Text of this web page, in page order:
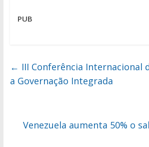
PUB
← III Conferência Internacional
a Governação Integrada
Venezuela aumenta 50% o